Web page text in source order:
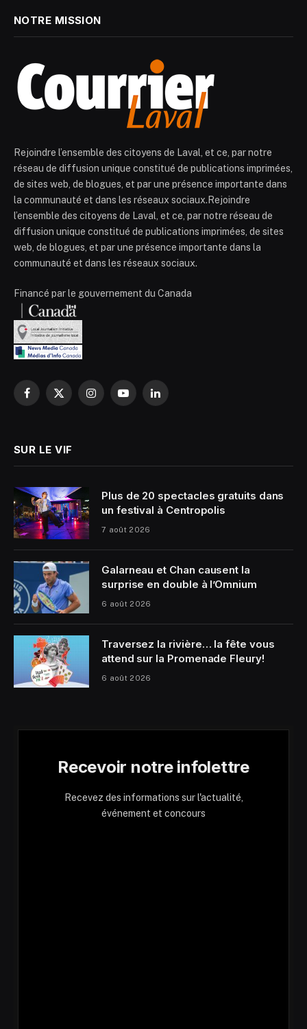
NOTRE MISSION
Rejoindre l’ensemble des citoyens de Laval, et ce, par notre
réseau de diffusion unique constitué de publications imprimées,
de sites web, de blogues, et par une présence importante dans
la communauté et dans les réseaux sociaux.Rejoindre
l’ensemble des citoyens de Laval, et ce, par notre réseau de
diffusion unique constitué de publications imprimées, de sites
web, de blogues, et par une présence importante dans la
communauté et dans les réseaux sociaux.
Financé par le gouvernement du Canada
Facebook
X
InstagramYouTubeLinkedIn
SUR LE VIF
Plus de 20 spectacles gratuits dans
un festival à Centropolis
7 août 2026
Galarneau et Chan causent la
surprise en double à l’Omnium
6 août 2026
Traversez la rivière… la fête vous
attend sur la Promenade Fleury!
6 août 2026
Recevoir notre infolettre
Recevez des informations sur l'actualité,
événement et concours